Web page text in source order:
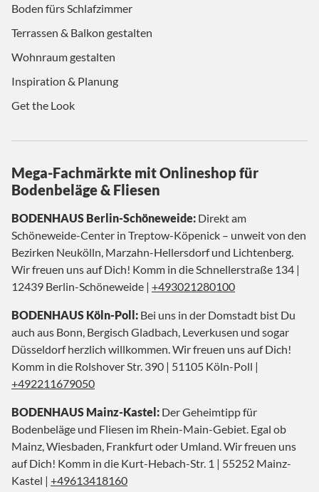
Boden fürs Schlafzimmer
Terrassen & Balkon gestalten
Wohnraum gestalten
Inspiration & Planung
Get the Look
Mega-Fachmärkte mit Onlineshop für
Bodenbeläge & Fliesen
BODENHAUS Berlin-Schöneweide: Direkt am
Schöneweide-Center in Treptow-Köpenick – unweit von den
Bezirken Neukölln, Marzahn-Hellersdorf und Lichtenberg.
Wir freuen uns auf Dich! Komm in die Schnellerstraße 134 |
12439 Berlin-Schöneweide | +493021280100
BODENHAUS Köln-Poll: Bei uns in der Domstadt bist Du
auch aus Bonn, Bergisch Gladbach, Leverkusen und sogar
Düsseldorf herzlich willkommen. Wir freuen uns auf Dich!
Komm in die Rolshover Str. 390 | 51105 Köln-Poll |
+492211679050
BODENHAUS Mainz-Kastel: Der Geheimtipp für
Bodenbeläge und Fliesen im Rhein-Main-Gebiet. Egal ob
Mainz, Wiesbaden, Frankfurt oder Umland. Wir freuen uns
auf Dich! Komm in die Kurt-Hebach-Str. 1 | 55252 Mainz-
Kastel | +49613418160